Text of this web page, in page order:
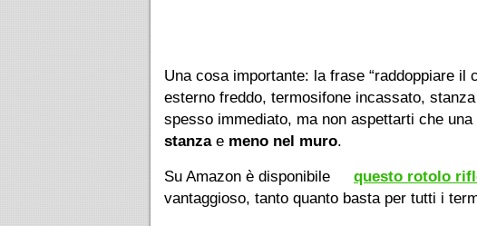
Una cosa importante: la frase “raddoppiare il
esterno freddo, termosifone incassato,
spesso immediato, ma non aspettarti che
stanzae meno nel muro.
Su Amazon è disponibile questo rotolo
vantaggioso, tanto quanto basta per tutti i